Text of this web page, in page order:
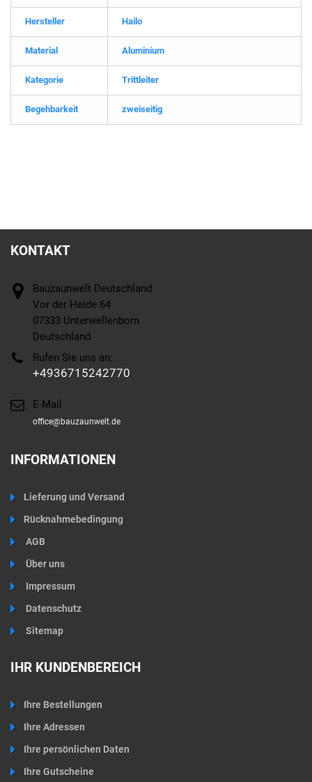
Hersteller Hailo
Material Aluminium
Kategorie Trittleiter
Begehbarkeit zweiseitig
KONTAKT
Bauzaunwelt Deutschland
Vor der Heide 64
07333 Unterwellenborn
Deutschland
Rufen Sie uns an:
+4936715242770
E-Mail
office@bauzaunwelt.de
INFORMATIONEN
Lieferung und Versand
Rücknahmebedingung
AGB
Über uns
Impressum
Datenschutz
Sitemap
IHR KUNDENBEREICH
Ihre Bestellungen
Ihre Adressen
Ihre persönlichen Daten
Ihre Gutscheine